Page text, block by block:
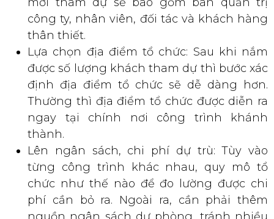
thân thiết.
Lựa chọn địa điểm tổ chức: Sau khi nắm
được số lượng khách tham dự thì bước xác
định địa điểm tổ chức sẽ dễ dàng hơn.
Thường thì địa điểm tổ chức được diễn ra
ngay tại chính nơi công trình khánh
thành.
Lên ngân sách, chi phí dự trù: Tùy vào
từng công trình khác nhau, quy mô tổ
chức như thế nào để đo lường được chi
phí cần bỏ ra. Ngoài ra, cần phải thêm
nguồn ngân sách dự phòng, tránh nhiều
trường hợp nhiều vấn đề phát sinh bất